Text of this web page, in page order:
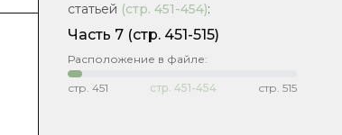
статьей (стр. 451-454):
Часть 7 (стр. 451-515)
Расположение в файле:
стр. 451 стр. 451-454 стр. 515